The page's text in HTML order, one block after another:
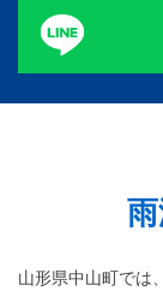
山形県中山町では